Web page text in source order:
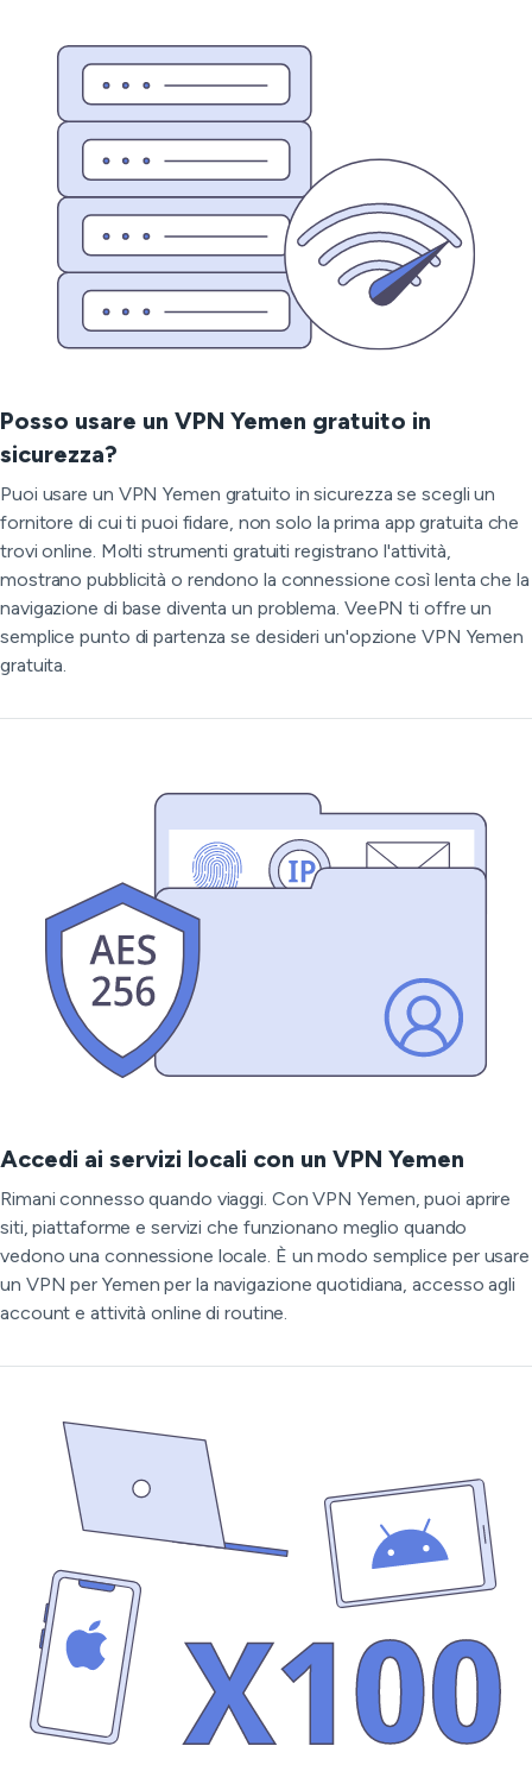
Posso usare un VPN Yemen gratuito in
sicurezza?
Puoi usare un VPN Yemen gratuito in sicurezza se scegli un
fornitore di cui ti puoi fidare, non solo la prima app gratuita che
trovi online. Molti strumenti gratuiti registrano l'attività,
mostrano pubblicità o rendono la connessione così lenta che la
navigazione di base diventa un problema. VeePN ti offre un
semplice punto di partenza se desideri un'opzione VPN Yemen
gratuita.
Accedi ai servizi locali con un VPN Yemen
Rimani connesso quando viaggi. Con VPN Yemen, puoi aprire
siti, piattaforme e servizi che funzionano meglio quando
vedono una connessione locale. È un modo semplice per usare
un VPN per Yemen per la navigazione quotidiana, accesso agli
account e attività online di routine.